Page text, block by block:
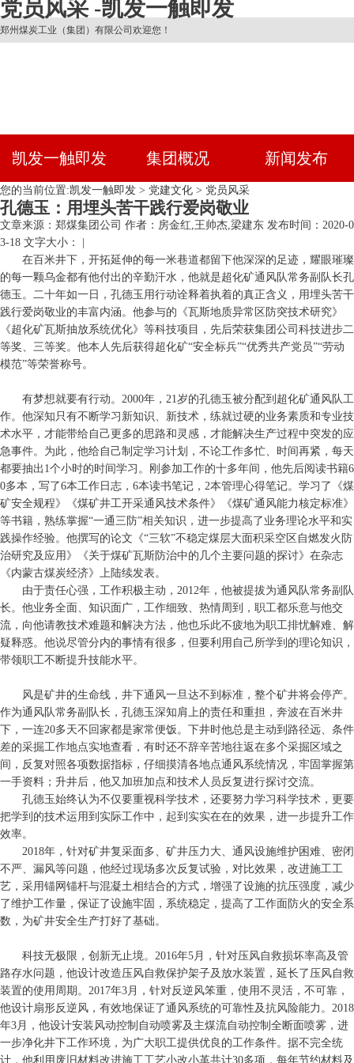
党员风采 -凯发一触即发
郑州煤炭工业（集团）有限公司欢迎您！
凯发一触即发 集团概况 新闻发布
您的当前位置:凯发一触即发 > 党建文化 > 党员风采
孔德玉：用埋头苦干践行爱岗敬业
文章来源：郑煤集团公司 作者：房金红,王帅杰,梁建东 发布时间：2020-0
3-18 文字大小： |
在百米井下，开拓延伸的每一米巷道都留下他深深的足迹，耀眼璀璨
的每一颗乌金都有他付出的辛勤汗水，他就是超化矿通风队常务副队长孔
德玉。二十年如一日，孔德玉用行动诠释着执着的真正含义，用埋头苦干
践行爱岗敬业的丰富内涵。他参与的《瓦斯地质异常区防突技术研究》
《超化矿瓦斯抽放系统优化》等科技项目，先后荣获集团公司科技进步二
等奖、三等奖。他本人先后获得超化矿“安全标兵”“优秀共产党员”“劳动
模范”等荣誉称号。
有梦想就要有行动。2000年，21岁的孔德玉被分配到超化矿通风队工
作。他深知只有不断学习新知识、新技术，练就过硬的业务素质和专业技
术水平，才能带给自己更多的思路和灵感，才能解决生产过程中突发的应
急事件。为此，他给自己制定学习计划，不论工作多忙、时间再紧，每天
都要抽出1个小时的时间学习。刚参加工作的十多年间，他先后阅读书籍6
0多本，写了6本工作日志，6本读书笔记，2本管理心得笔记。学习了《煤
矿安全规程》《煤矿井工开采通风技术条件》《煤矿通风能力核定标准》
等书籍，熟练掌握“一通三防”相关知识，进一步提高了业务理论水平和实
践操作经验。他撰写的论文《“三软”不稳定煤层大面积采空区自燃发火防
治研究及应用》《关于煤矿瓦斯防治中的几个主要问题的探讨》在杂志
《内蒙古煤炭经济》上陆续发表。
由于责任心强，工作积极主动，2012年，他被提拔为通风队常务副队
长。他业务全面、知识面广，工作细致、热情周到，职工都乐意与他交
流，向他请教技术难题和解决方法，他也乐此不疲地为职工排忧解难、解
疑释惑。他说尽管分内的事情有很多，但要利用自己所学到的理论知识，
带领职工不断提升技能水平。
风是矿井的生命线，井下通风一旦达不到标准，整个矿井将会停产。
作为通风队常务副队长，孔德玉深知肩上的责任和重担，奔波在百米井
下，一连20多天不回家都是家常便饭。下井时他总是主动到路径远、条件
差的采掘工作地点实地查看，有时还不辞辛苦地往返在多个采掘区域之
间，反复对照各项数据指标，仔细摸清各地点通风系统情况，牢固掌握第
一手资料；升井后，他又加班加点和技术人员反复进行探讨交流。
孔德玉始终认为不仅要重视科学技术，还要努力学习科学技术，更要
把学到的技术运用到实际工作中，起到实实在在的效果，进一步提升工作
效率。
2018年，针对矿井复采面多、矿井压力大、通风设施维护困难、密闭
不严、漏风等问题，他经过现场多次反复试验，对比效果，改进施工工
艺，采用锚网锚杆与混凝土相结合的方式，增强了设施的抗压强度，减少
了维护工作量，保证了设施牢固，系统稳定，提高了工作面防火的安全系
数，为矿井安全生产打好了基础。
科技无极限，创新无止境。2016年5月，针对压风自救损坏率高及管
路存水问题，他设计改造压风自救保护架子及放水装置，延长了压风自救
装置的使用周期。2017年3月，针对反逆风笨重，使用不灵活，不可靠，
他设计扇形反逆风，有效地保证了通风系统的可靠性及抗风险能力。2018
年3月，他设计安装风动控制自动喷雾及主煤流自动控制全断面喷雾，进
一步净化井下工作环境，为广大职工提供优良的工作条件。据不完全统
计，他利用废旧材料改进施工工艺小改小革共计30多项，每年节约材料及